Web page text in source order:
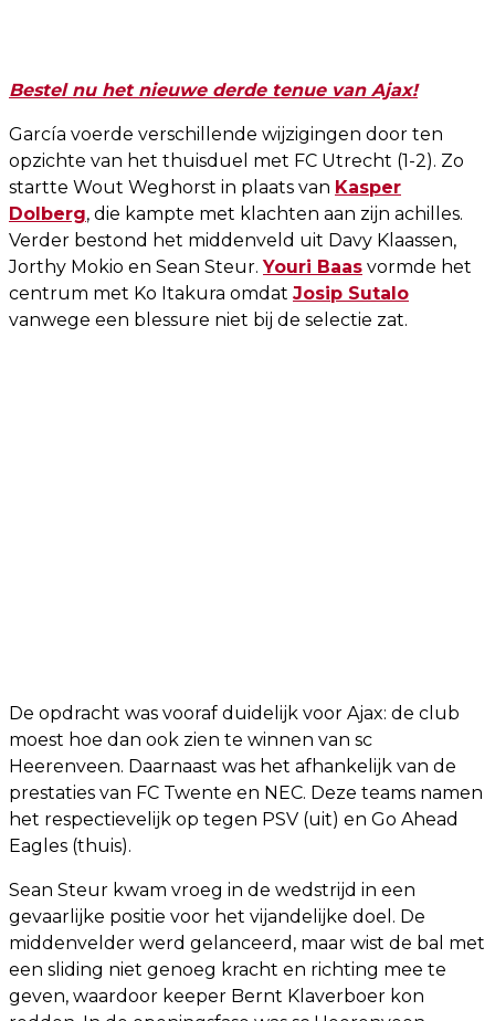
Bestel nu het nieuwe derde tenue van Ajax!
García voerde verschillende wijzigingen door ten
opzichte van het thuisduel met FC Utrecht (1-2). Zo
startte Wout Weghorst in plaats van Kasper
Dolberg, die kampte met klachten aan zijn achilles.
Verder bestond het middenveld uit Davy Klaassen,
Jorthy Mokio en Sean Steur.Youri Baas vormde het
centrum met Ko Itakura omdat Josip Sutalo
vanwege een blessure niet bij de selectie zat.
De opdracht was vooraf duidelijk voor Ajax: de club
moest hoe dan ook zien te winnen van sc
Heerenveen. Daarnaast was het afhankelijk van de
prestaties van FC Twente en NEC. Deze teams namen
het respectievelijk op tegen PSV (uit) en Go Ahead
Eagles (thuis).
Sean Steur kwam vroeg in de wedstrijd in een
gevaarlijke positie voor het vijandelijke doel. De
middenvelder werd gelanceerd, maar wist de bal met
een sliding niet genoeg kracht en richting mee te
geven, waardoor keeper Bernt Klaverboer kon